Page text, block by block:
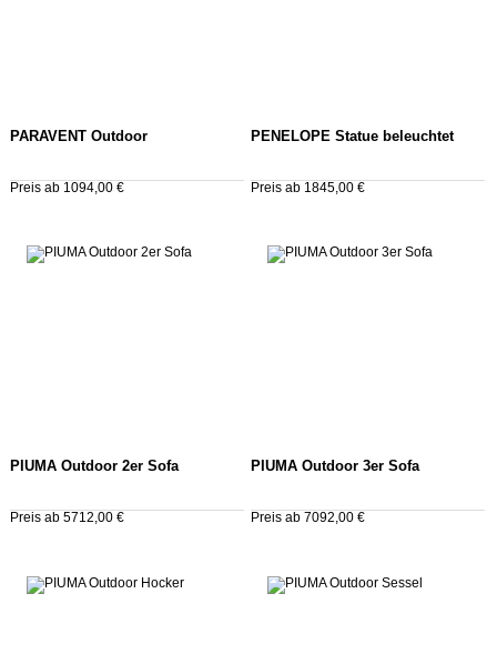
PARAVENT Outdoor
Preis ab 1094,00 €
PENELOPE Statue beleuchtet
Preis ab 1845,00 €
PIUMA Outdoor 2er Sofa
Preis ab 5712,00 €
PIUMA Outdoor 3er Sofa
Preis ab 7092,00 €